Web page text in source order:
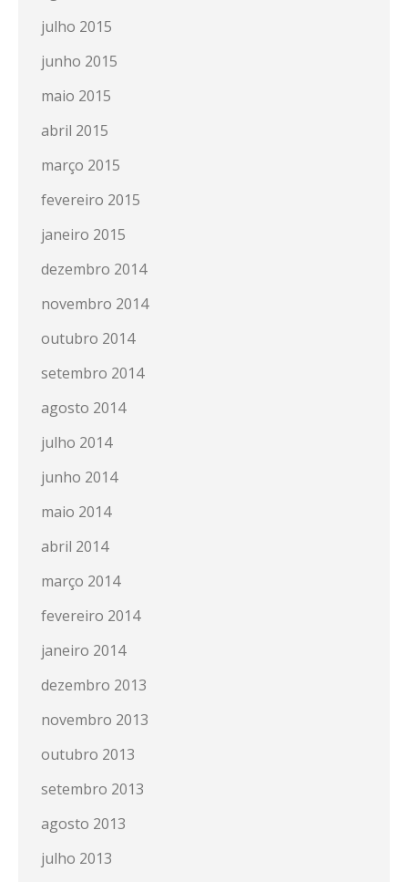
julho 2015
junho 2015
maio 2015
abril 2015
março 2015
fevereiro 2015
janeiro 2015
dezembro 2014
novembro 2014
outubro 2014
setembro 2014
agosto 2014
julho 2014
junho 2014
maio 2014
abril 2014
março 2014
fevereiro 2014
janeiro 2014
dezembro 2013
novembro 2013
outubro 2013
setembro 2013
agosto 2013
julho 2013